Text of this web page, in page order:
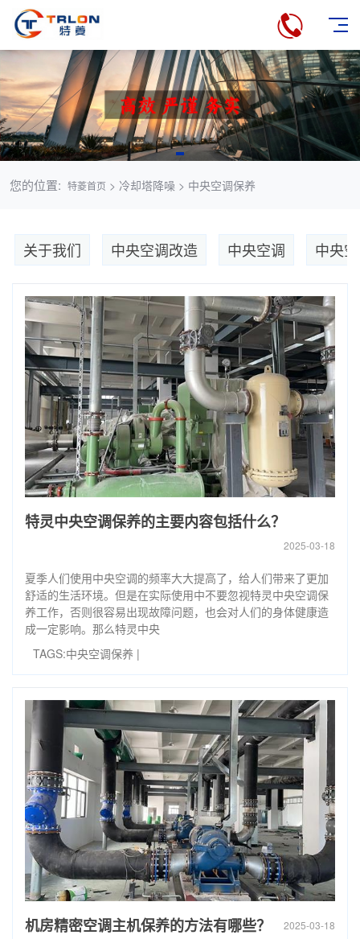
您的位置: 特菱首页 > 冷却塔降噪 > 中央空调保养
关于我们 中央空调改造 中央空调 中央
特灵中央空调保养的主要内容包括什么？
2025-03-18
夏季人们使用中央空调的频率大大提高了，给人们带来了更加
舒适的生活环境。但是在实际使用中不要忽视特灵中央空调保
养工作，否则很容易出现故障问题，也会对人们的身体健康造
成一定影响。那么特灵中央
TAGS:中央空调保养 |
机房精密空调主机保养的方法有哪些？ 2025-03-18